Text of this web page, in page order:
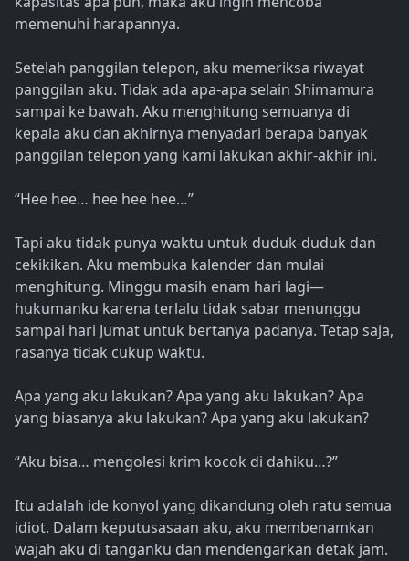
memenuhi harapannya.
Setelah panggilan telepon, aku memeriksa riwayat
panggilan aku. Tidak ada apa-apa selain Shimamura
sampai ke bawah. Aku menghitung semuanya di
kepala aku dan akhirnya menyadari berapa banyak
panggilan telepon yang kami lakukan akhir-akhir ini.
“Hee hee… hee hee hee…”
Tapi aku tidak punya waktu untuk duduk-duduk dan
cekikikan. Aku membuka kalender dan mulai
menghitung. Minggu masih enam hari lagi—
hukumanku karena terlalu tidak sabar menunggu
sampai hari Jumat untuk bertanya padanya. Tetap saja,
rasanya tidak cukup waktu.
Apa yang aku lakukan? Apa yang aku lakukan? Apa
yang biasanya aku lakukan? Apa yang aku lakukan?
“Aku bisa… mengolesi krim kocok di dahiku…?”
Itu adalah ide konyol yang dikandung oleh ratu semua
idiot. Dalam keputusasaan aku, aku membenamkan
wajah aku di tanganku dan mendengarkan detak jam.